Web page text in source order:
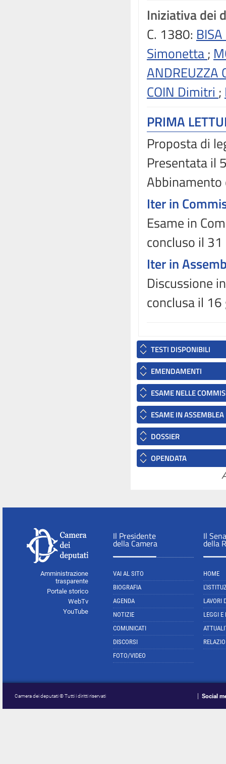
Iniziativa dei
C. 1380:
Simonetta;
ANDREUZZA
COIN Dimitri ;
PRIMA
Proposta di
Presentata il
Abbinamento
Iter in
Esame in
concluso il
Iter in
Discussione
conclusa il
TESTI DISPONIBILI
EMENDAMENTI
ESAME NELLE
ESAME IN ASSEMBLEA
DOSSIER
OPENDATA
Amministrazione
trasparente
Portale storico
WebTv
YouTube
Il Presidente
della Camera
VAI AL SITO
BIOGRAFIA
AGENDA
NOTIZIE
COMUNICATI
DISCORSI
FOTO/VIDEO
Il
della
HOME
LAVORI
LEGGI E
Camera dei deputati © Tutti i diritti riservati Social